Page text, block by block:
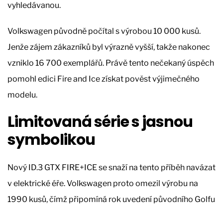
vyhledávanou.
Volkswagen původně počítal s výrobou 10 000 kusů.
Jenže zájem zákazníků byl výrazně vyšší, takže nakonec
vzniklo 16 700 exemplářů. Právě tento nečekaný úspěch
pomohl edici Fire and Ice získat pověst výjimečného
modelu.
Limitovaná série s jasnou
symbolikou
Nový ID.3 GTX FIRE+ICE se snaží na tento příběh navázat
v elektrické éře. Volkswagen proto omezil výrobu na
1990 kusů, čímž připomíná rok uvedení původního Golfu